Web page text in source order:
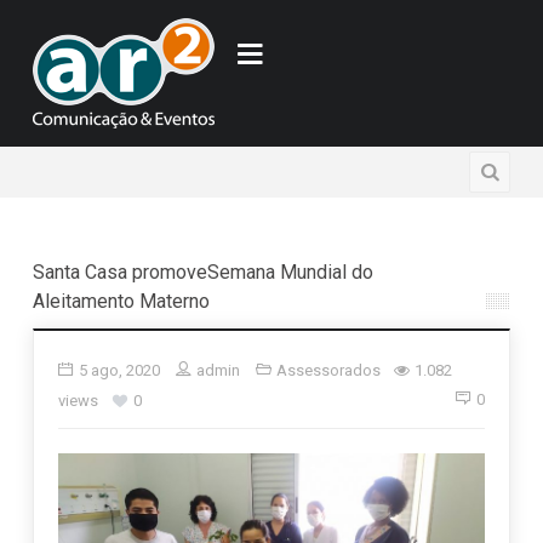
Santa Casa promoveSemana Mundial do
Aleitamento Materno
5 ago, 2020 admin Assessorados
1.082
views
0 0